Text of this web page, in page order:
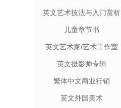
英文艺术技法与入门赏析
儿童章节书
英文艺术家/艺术工作室
英文摄影师专辑
繁体中文商业行销
英文外国美术